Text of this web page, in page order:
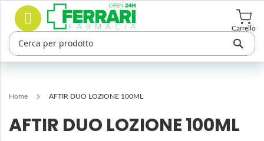
Salta
contenuto
Carrello
Cerca
Home AFTIR DUO LOZIONE 100ML
AFTIR DUO LOZIONE 100ML